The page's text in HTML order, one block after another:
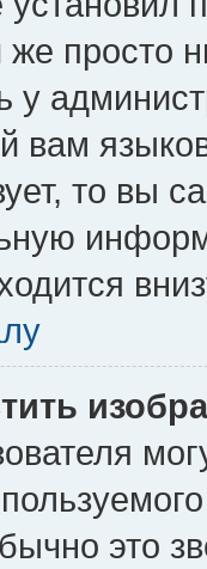
просто
у
вам
то вы
это